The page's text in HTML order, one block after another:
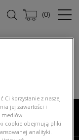
(0)
Ci korzystanie z naszej
jej zawartości i
mediów
cookie obejmują pliki
analityki.